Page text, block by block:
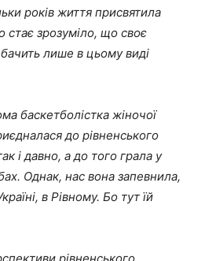
років життя присвятила
стає зрозуміло, що своє
лише в цьому виді
баскетболістка жіночої
до рівненського
і давно, а до того грала у
Однак, нас вона запевнила,
в Рівному. Бо тут їй